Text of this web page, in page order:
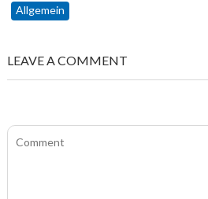
Allgemein
LEAVE A COMMENT